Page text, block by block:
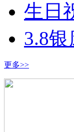
生日
3.8
更多>>